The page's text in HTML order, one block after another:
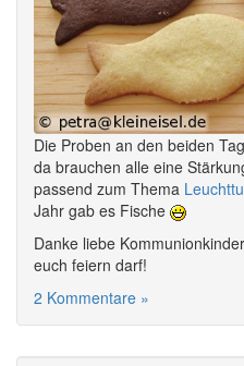
Die Proben an den beiden
da brauchen alle eine
passend zum Thema
Jahr gab es Fische
Danke liebe
euch feiern darf!
2 Kommentare »